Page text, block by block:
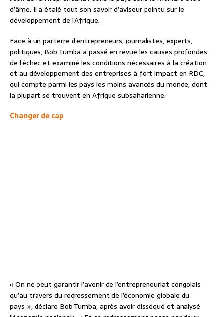
d’âme. Il a étalé tout son savoir d’aviseur pointu sur le
développement de l’Afrique.
Face à un parterre d’entrepreneurs, journalistes, experts,
politiques, Bob Tumba a passé en revue les causes profondes
de l’échec et examiné les conditions nécessaires à la création
et au développement des entreprises à fort impact en RDC,
qui compte parmi les pays les moins avancés du monde, dont
la plupart se trouvent en Afrique subsaharienne.
Changer de cap
« On ne peut garantir l’avenir de l’entrepreneuriat congolais
qu’au travers du redressement de l’économie globale du
pays », déclare Bob Tumba, après avoir disséqué et analysé